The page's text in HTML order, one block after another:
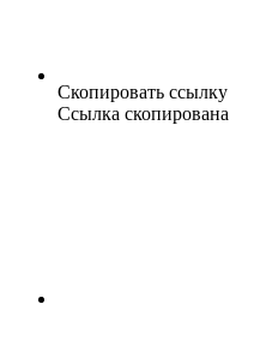
Скопировать ссылку
Ссылка скопирована